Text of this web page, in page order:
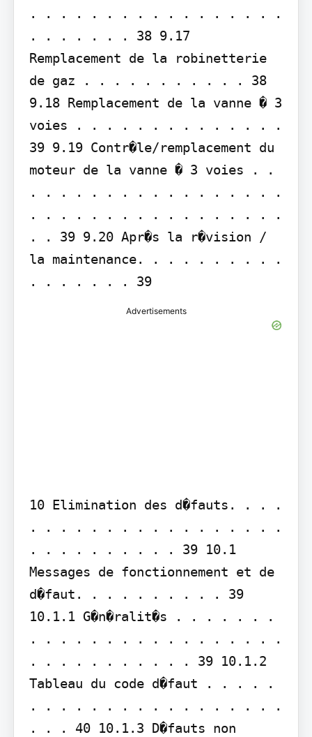
. . . . . . . . . . . . . . . . .
. . . . . . . 38 9.17
Remplacement de la robinetterie
de gaz . . . . . . . . . . . 38
9.18 Remplacement de la vanne � 3
voies . . . . . . . . . . . . . .
39 9.19 Contr�le/remplacement du
moteur de la vanne � 3 voies . .
. . . . . . . . . . . . . . . . .
. . . . . . . . . . . . . . . . .
. . 39 9.20 Apr�s la r�vision /
la maintenance. . . . . . . . . .
. . . . . . . 39
Advertisements
10 Elimination des d�fauts. . . .
. . . . . . . . . . . . . . . . .
. . . . . . . . . . 39 10.1
Messages de fonctionnement et de
d�faut. . . . . . . . . . 39
10.1.1 G�n�ralit�s . . . . . . .
. . . . . . . . . . . . . . . . .
. . . . . . . . . . . 39 10.1.2
Tableau du code d�faut . . . . .
. . . . . . . . . . . . . . . . .
. . . 40 10.1.3 D�fauts non